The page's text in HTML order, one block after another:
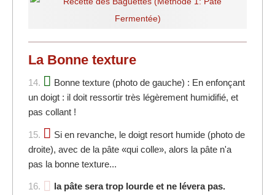
La Bonne texture
14.
Bonne texture (photo de gauche) : En enfonçant
un doigt : il doit ressortir très légèrement humidifié, et
pas collant !
15.
Si en revanche, le doigt resort humide (photo de
droite), avec de la pâte «qui colle», alors la pâte n'a
pas la bonne texture...
16.
la pâte sera trop lourde et ne lévera pas.